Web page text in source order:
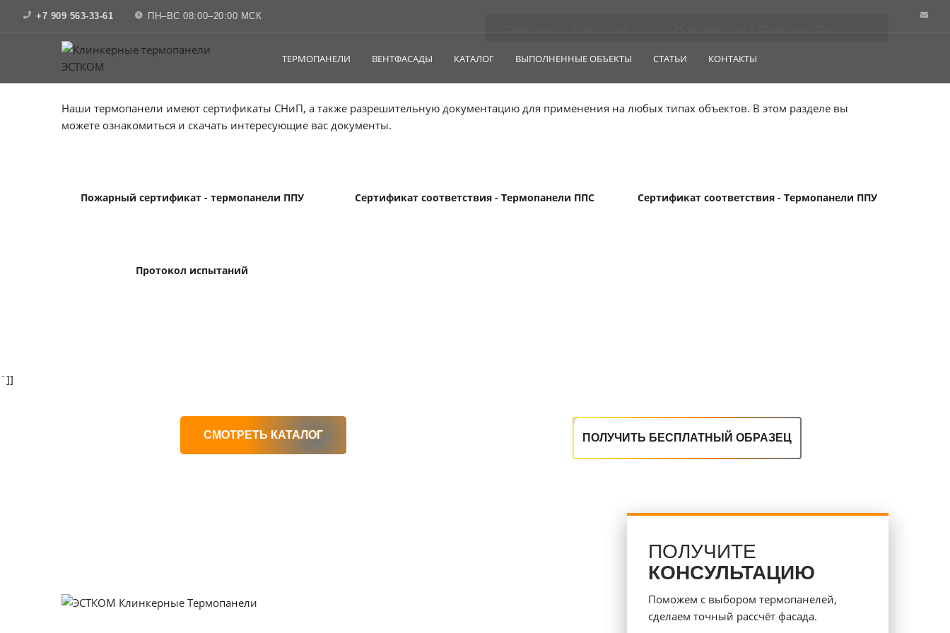
+7 909 563-33-61 ПН–ВС 08:00–20:00 МСК
ТЕРМОПАНЕЛИ ВЕНТФАСАДЫ КАТАЛОГ ВЫПОЛНЕННЫЕ ОБЪЕКТЫ СТАТЬИ КОНТАКТЫ
Сертификаты и свидетельства
Наши термопанели имеют сертификаты СНиП, а также разрешительную документацию для применения на любых типах объектов. В этом разделе вы
можете ознакомиться и скачать интересующие вас документы.
Пожарный сертификат - термопанели ППУ Сертификат соответствия - Термопанели ППС Сертификат соответствия - Термопанели ППУ
Протокол испытаний
`]]
СМОТРЕТЬ КАТАЛОГ ПОЛУЧИТЬ БЕСПЛАТНЫЙ ОБРАЗЕЦ
ПОЛУЧИТЕ
КОНСУЛЬТАЦИЮ
Поможем с выбором термопанелей,
сделаем точный рассчёт фасада.